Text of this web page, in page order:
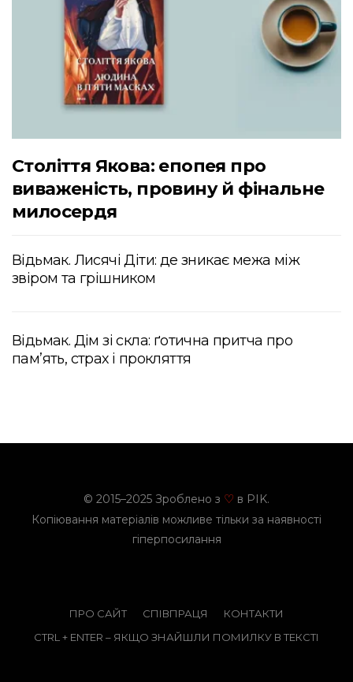
Століття Якова: епопея про
виваженість, провину й фінальне
милосердя
Відьмак. Лисячі Діти: де зникає межа між
звіром та грішником
Відьмак. Дім зі скла: ґотична притча про
пам’ять, страх і прокляття
© 2015–2025 Зроблено з ♡ в PIK.
Копіювання матеріалів можливе тільки за наявності
гіперпосилання
ПРО САЙТ СПІВПРАЦЯ
КОНТАКТИ
CTRL + ENTER – ЯКЩО ЗНАЙШЛИ ПОМИЛКУ В ТЕКСТІ